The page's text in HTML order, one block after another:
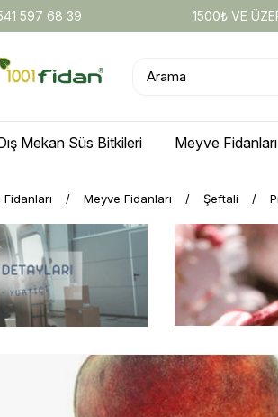
597 68 39 1500₺ VE
Mekan Süs Bitkileri Meyve Fidanları
Meyve Fidanları Şeftali